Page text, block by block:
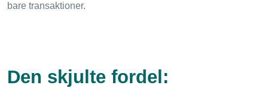
bare transaktioner.
Den skjulte fordel: